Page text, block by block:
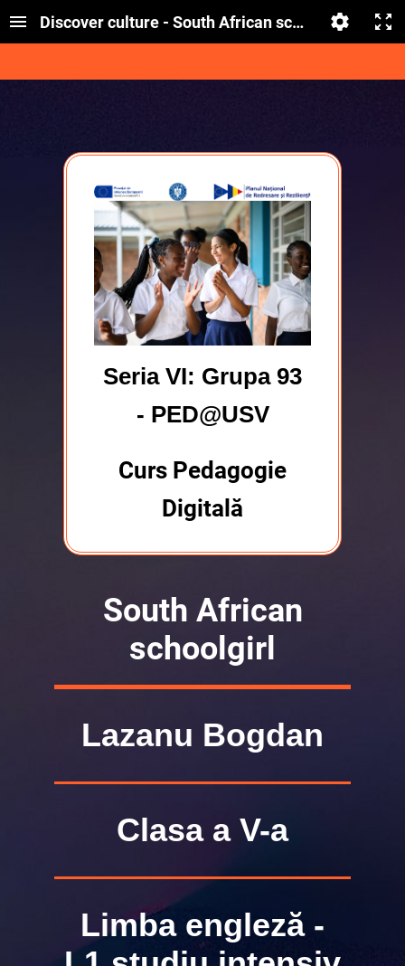
Discover culture - South African schoolgirl_limba
Seria VI: Grupa 93
- PED@USV
Curs Pedagogie
Digitală
South African
schoolgirl
Lazanu Bogdan
Clasa a V-a
Limba engleză -